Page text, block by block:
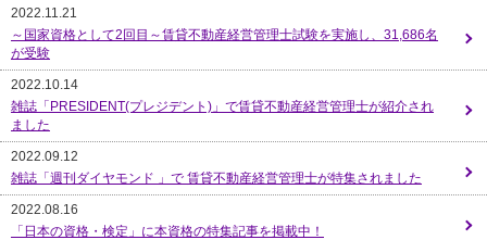
2022.11.21
～国家資格として2回目～賃貸不動産経営管理士試験を実施し、31,686名
が受験
2022.10.14
雑誌「PRESIDENT(プレジデント)」で賃貸不動産経営管理士が紹介され
ました
2022.09.12
雑誌「週刊ダイヤモンド 」で 賃貸不動産経営管理士が特集されました
2022.08.16
「日本の資格・検定」に本資格の特集記事を掲載中！